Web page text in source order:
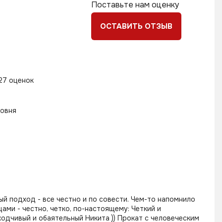
оценок
Поставьте нам оценку
ОСТАВИТЬ ОТЗЫВ
подход - все честно и по совести. Чем-то напомнило
- честно, четко, по-настоящему: Четкий и
и обаятельный Никита )) Прокат с человеческим